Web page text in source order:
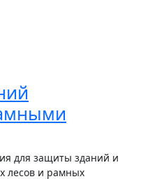
для защиты зданий и
лесов и рамных